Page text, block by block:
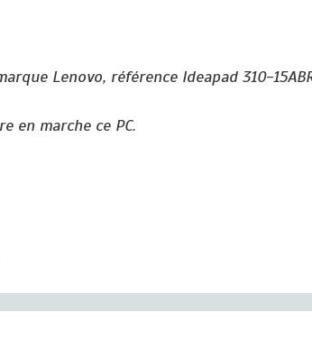
Lenovo, référence Ideapad 310-
en marche ce PC.